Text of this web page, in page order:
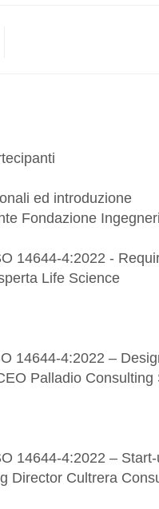
ed introduzione
Fondazione
14644-4:2022 -
Life Science
14644-4:2022 –
Palladio Consulting
14644-4:2022 –
Director Cultrera